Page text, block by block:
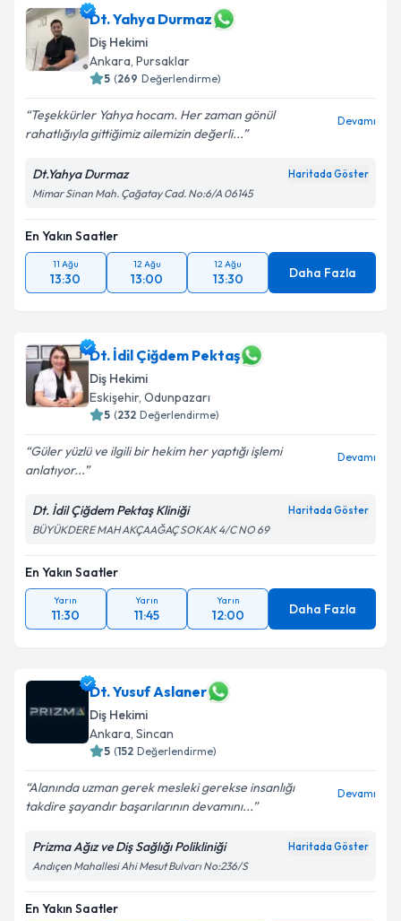
E-posta Adresiniz
Kişisel verilerimin işlenmesine ilişkin
Aydınlatma
Metni'ni okudum ve kişisel verilerimin belirtilen
Takvim Talebini Gönder
Dt. Yahya Durmaz
Diş Hekimi
Ankara, Pursaklar
5 (269 Değerlendirme)
Teşekkürler Yahya hocam. Her zaman gönül
rahatlığıyla gittiğimiz ailemizin değerli...
Devamı
Dt.Yahya Durmaz Haritada Göster
Mimar Sinan Mah. Çağatay Cad. No:6/A 06145
En Yakın Saatler
11 Ağu
13:30
12 Ağu
13:00
12 Ağu
13:30 Daha Fazla
Dt. İdil Çiğdem Pektaş
Diş Hekimi
Eskişehir, Odunpazarı
5 (232 Değerlendirme)
Güler yüzlü ve ilgili bir hekim her yaptığı işlemi
anlatıyor...
Devamı
Dt. İdil Çiğdem Pektaş Kliniği Haritada Göster
BÜYÜKDERE MAH AKÇAAĞAÇ SOKAK 4/C NO 69
En Yakın Saatler
Yarın
11:30
Yarın
11:45
Yarın
12:00 Daha Fazla
Dt. Yusuf Aslaner
Diş Hekimi
Ankara, Sincan
5 (152 Değerlendirme)
Alanında uzman gerek mesleki gerekse insanlığı
takdire şayandır başarılarının devamını...
Devamı
Prizma Ağız ve Diş Sağlığı Polikliniği Haritada Göster
Andıçen Mahallesi Ahi Mesut Bulvarı No:236/S
En Yakın Saatler